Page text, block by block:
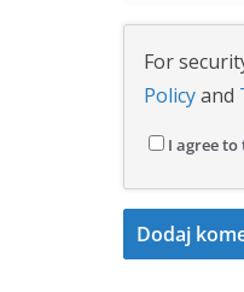
For
Policyand
I agree to